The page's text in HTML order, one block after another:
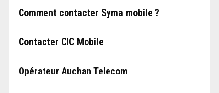
Comment contacter Syma mobile ?
Contacter CIC Mobile
Opérateur Auchan Telecom